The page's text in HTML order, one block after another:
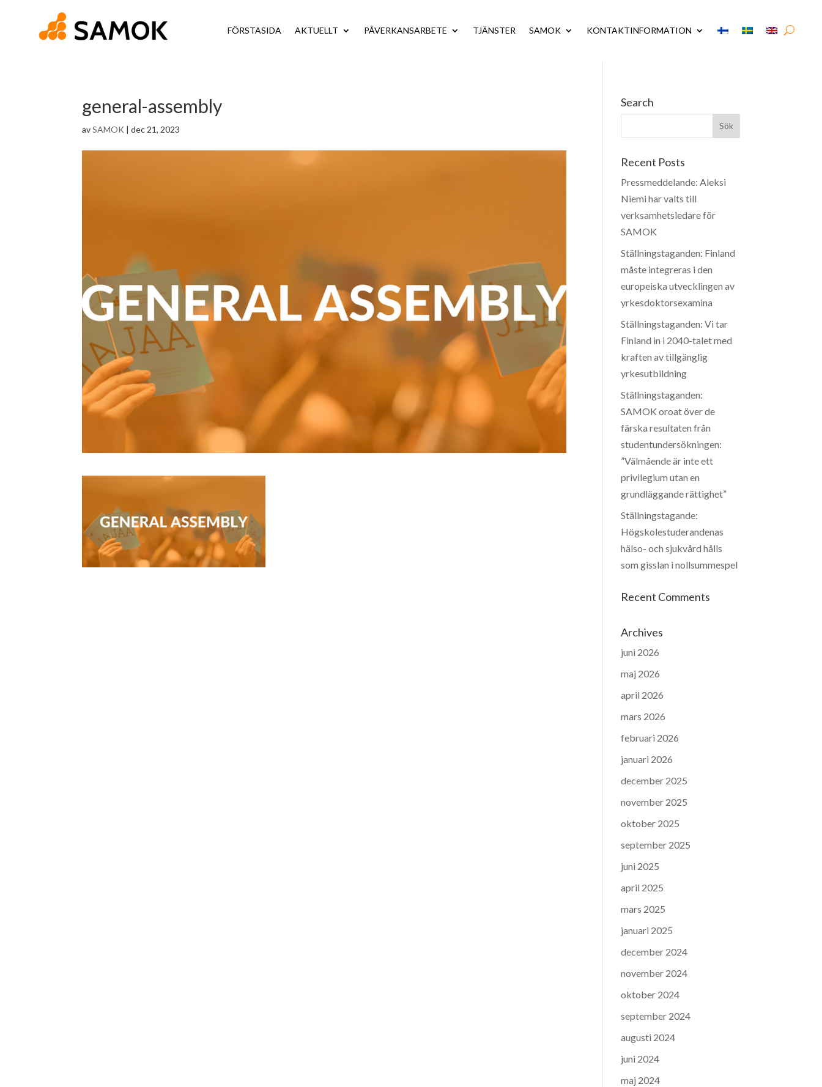
FÖRSTASIDA AKTUELLT PÅVERKANSARBETE TJÄNSTER SAMOK KONTAKTINFORMATION
general-assembly
avSAMOK |dec 21, 2023
Search
Recent Posts
Pressmeddelande: Aleksi
Niemi har valts till
verksamhetsledare för
SAMOK
Ställningstaganden: Finland
måste integreras i den
europeiska utvecklingen av
yrkesdoktorsexamina
Ställningstaganden: Vi tar
Finland in i 2040-talet med
kraften av tillgänglig
yrkesutbildning
Ställningstaganden:
SAMOK oroat över de
färska resultaten från
studentundersökningen:
”Välmående är inte ett
privilegium utan en
grundläggande rättighet”
Ställningstagande:
Högskolestuderandenas
hälso- och sjukvård hålls
som gisslan i nollsummespel
Recent Comments
Archives
juni 2026
maj 2026
april 2026
mars 2026
februari 2026
januari 2026
december 2025
november 2025
oktober 2025
september 2025
juni 2025
april 2025
mars 2025
januari 2025
december 2024
november 2024
oktober 2024
september 2024
augusti 2024
juni 2024
maj 2024